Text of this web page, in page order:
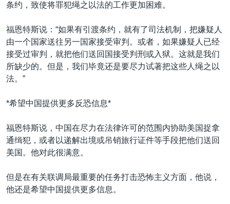
关注西藏
GEN Z 看美国
条约，致使将罪犯绳之以法的工作更加困难。
福恩特斯说：“如果有引渡条约，就有了司法机制，把嫌疑人
由一个国家送往另一国家接受审判。或者，如果嫌疑人已经
接受过审判，就把他们送回国接受判刑或入狱。这就是我们
所缺少的。但是，我们毕竟还是要尽力试著把这些人绳之以
法。”
*希望中国提供更多反恐信息*
福恩特斯说，中国在尽力在法律许可的范围内协助美国捉拿
通缉犯，或者以递解出境或吊销旅行证件等手段把他们送回
美国。他对此很满意。
但是在有关联调局最重要的任务打击恐怖主义方面，他说，
他还是希望中国提供更多信息。